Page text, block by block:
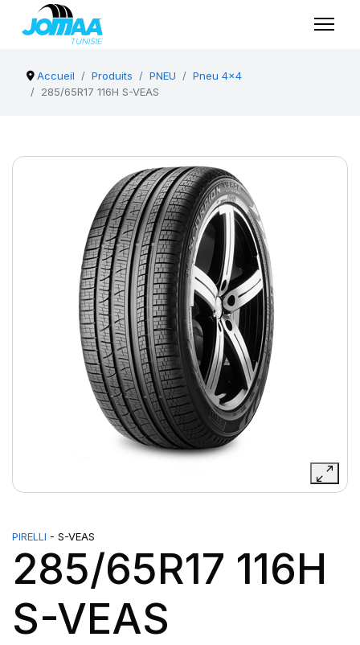
Accueil Produits PNEU
Pneu 4x4
285/65R17 116H S-VEAS
PIRELLI - S-VEAS
285/65R17 116H
S-VEAS